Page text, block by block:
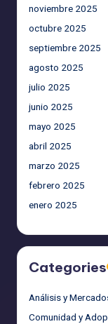
noviembre 2025
octubre 2025
septiembre 2025
agosto 2025
julio 2025
junio 2025
mayo 2025
abril 2025
marzo 2025
febrero 2025
enero 2025
Categories
Análisis y
Comunidad y